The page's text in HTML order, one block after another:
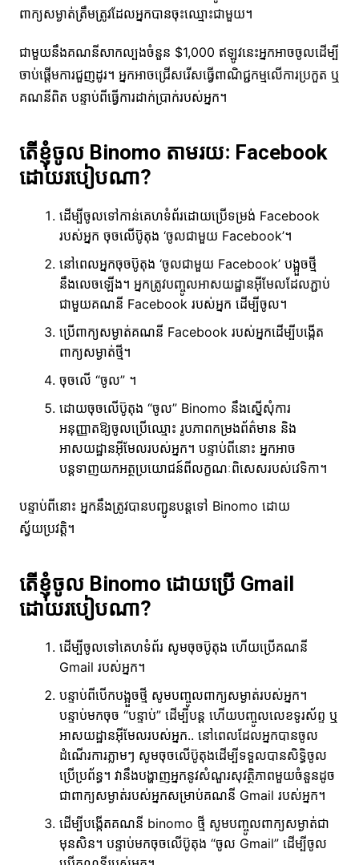
ពាក្យសម្ងាត់ត្រឹមត្រូវដែលអ្នកបានចុះឈ្មោះជាមួយ។
ជាមួយនឹងគណនីសាកល្បងចំនួន $1,000 ឥឡូវនេះអ្នកអាចចូលដើម្បី
ចាប់ផ្តើមការជួញដូរ។ អ្នកអាចជ្រើសរើសធ្វើពាណិជ្ជកម្មលើការប្រកួត ឬ
គណនីពិត បន្ទាប់ពីធ្វើការដាក់ប្រាក់របស់អ្នក។
តើខ្ញុំចូល Binomo តាមរយៈ Facebook
ដោយរបៀបណា?
ដើម្បីចូលទៅកាន់គេហទំព័រដោយប្រើទម្រង់ Facebook
របស់អ្នក ចុចលើប៊ូតុង ‘ចូលជាមួយ Facebook’។
នៅពេលអ្នកចុចប៊ូតុង ‘ចូលជាមួយ Facebook’ បង្អួចថ្មី
នឹងលេចឡើង។ អ្នកត្រូវបញ្ចូលអាសយដ្ឋានអ៊ីមែលដែលភ្ជាប់
ជាមួយគណនី Facebook របស់អ្នក ដើម្បីចូល។
ប្រើពាក្យសម្ងាត់គណនី Facebook របស់អ្នកដើម្បីបង្កើត
ពាក្យសម្ងាត់ថ្មី។
ចុចលើ “ចូល” ។
ដោយចុចលើប៊ូតុង “ចូល” Binomo នឹងស្នើសុំការ
អនុញ្ញាតឱ្យចូលប្រើឈ្មោះ រូបភាពកម្រងព័ត៌មាន និង
អាសយដ្ឋានអ៊ីមែលរបស់អ្នក។ បន្ទាប់ពីនោះ អ្នកអាច
បន្តទាញយកអត្ថប្រយោជន៍ពីលក្ខណៈពិសេសរបស់វេទិកា។
បន្ទាប់ពីនោះ អ្នកនឹងត្រូវបានបញ្ជូនបន្តទៅ Binomo ដោយ
ស្វ័យប្រវត្តិ។
តើខ្ញុំចូល Binomo ដោយប្រើ Gmail
ដោយរបៀបណា?
ដើម្បីចូលទៅគេហទំព័រ សូមចុចប៊ូតុង ហើយប្រើគណនី
Gmail របស់អ្នក។
បន្ទាប់ពីបើកបង្អួចថ្មី សូមបញ្ចូលពាក្យសម្ងាត់របស់អ្នក។
បន្ទាប់មកចុច “បន្ទាប់” ដើម្បីបន្ត ហើយបញ្ចូលលេខទូរស័ព្ទ ឬ
អាសយដ្ឋានអ៊ីមែលរបស់អ្នក.. នៅពេលដែលអ្នកបានចូល
ដំណើរការភ្លាមៗ សូមចុចលើប៊ូតុងដើម្បីទទួលបានសិទ្ធិចូល
ប្រើប្រព័ន្ធ។ វានឹងបង្ហាញអ្នកនូវសំណួរសុវត្ថិភាពមួយចំនួនដូច
ជាពាក្យសម្ងាត់របស់អ្នកសម្រាប់គណនី Gmail របស់អ្នក។
ដើម្បីបង្កើតគណនី binomo ថ្មី សូមបញ្ចូលពាក្យសម្ងាត់ជា
មុនសិន។ បន្ទាប់មកចុចលើប៊ូតុង “ចូល Gmail” ដើម្បីចូល